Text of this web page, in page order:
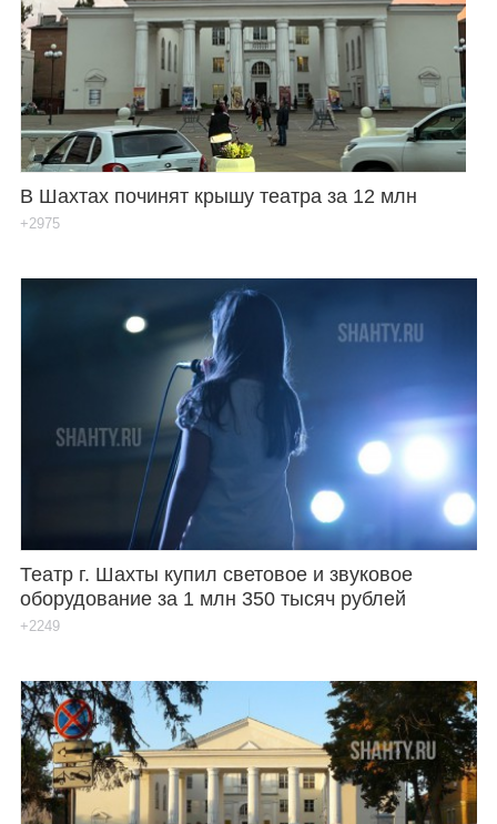
В Шахтах починят крышу театра за 12 млн
+2975
Театр г. Шахты купил световое и звуковое
оборудование за 1 млн 350 тысяч рублей
+2249